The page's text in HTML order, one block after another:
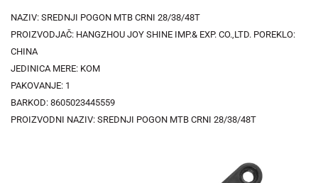
NAZIV: SREDNJI POGON MTB CRNI 28/38/48T
PROIZVODJAČ: HANGZHOU JOY SHINE IMP.& EXP. CO.,LTD. POREKLO:
CHINA
JEDINICA MERE: KOM
PAKOVANJE: 1
BARKOD: 8605023445559
PROIZVODNI NAZIV: SREDNJI POGON MTB CRNI 28/38/48T